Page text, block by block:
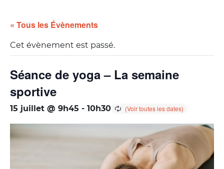
« Tous les Évènements
Cet évènement est passé.
Séance de yoga – La semaine
sportive
15 juillet @ 9h45 - 10h30